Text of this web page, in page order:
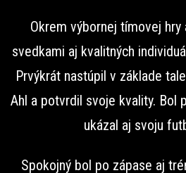
Okrem výbornej tímovej hry
svedkami aj kvalitných
Prvýkrát nastúpil v základe
Ahl a potvrdil svoje kvality. Bol
ukázal aj svoju
Spokojný bol po zápase aj